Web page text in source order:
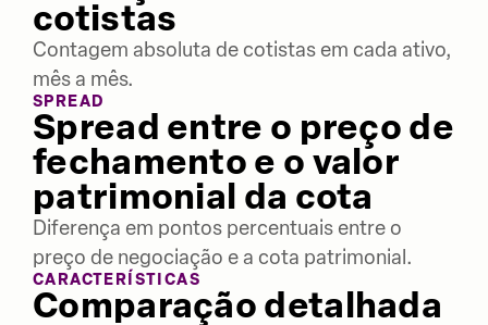
cotistas
Contagem absoluta de cotistas em cada ativo,
mês a mês.
SPREAD
Spread entre o preço de
fechamento e o valor
patrimonial da cota
Diferença em pontos percentuais entre o
preço de negociação e a cota patrimonial.
CARACTERÍSTICAS
Comparação detalhada